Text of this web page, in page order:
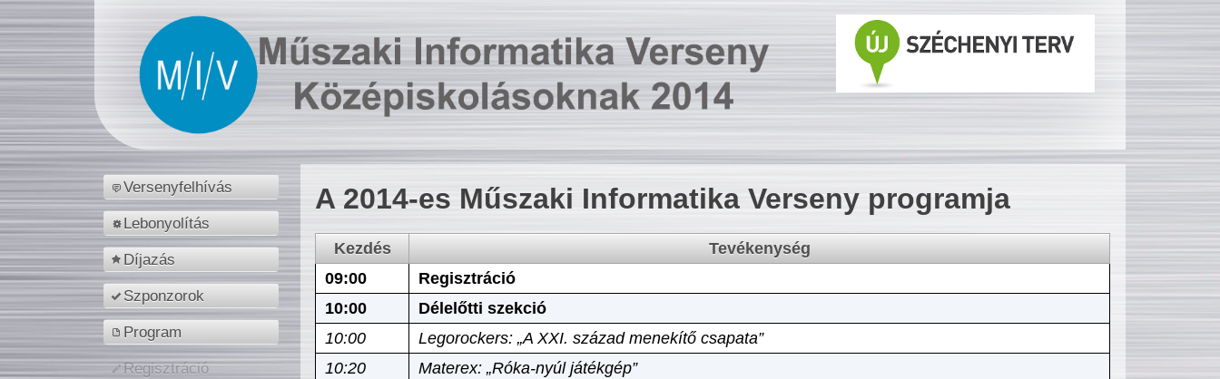
Versenyfelhívás
Lebonyolítás
Díjazás
Szponzorok
Program
Regisztráció
A 2014-es Műszaki Informatika Verseny programja
Kezdés
Tevékenység
09:00
Regisztráció
10:00
Délelőtti szekció
10:00
Legorockers: „A XXI. század menekítő csapata”
10:20
Materex: „Róka-nyúl játékgép”